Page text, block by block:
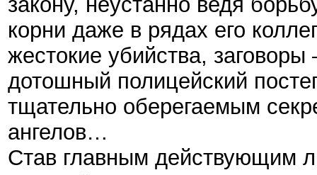
корни даже в рядах его
жестокие убийства,
дотошный полицейский
тщательно оберегаемым
ангелов…
Став главным действующим